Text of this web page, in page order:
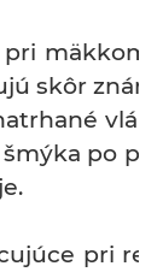
mäkkom
skôr
po
pri